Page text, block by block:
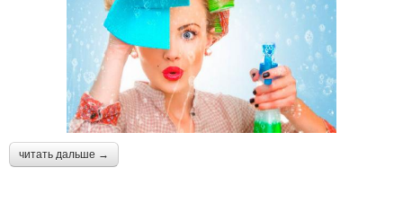
читать дальше →